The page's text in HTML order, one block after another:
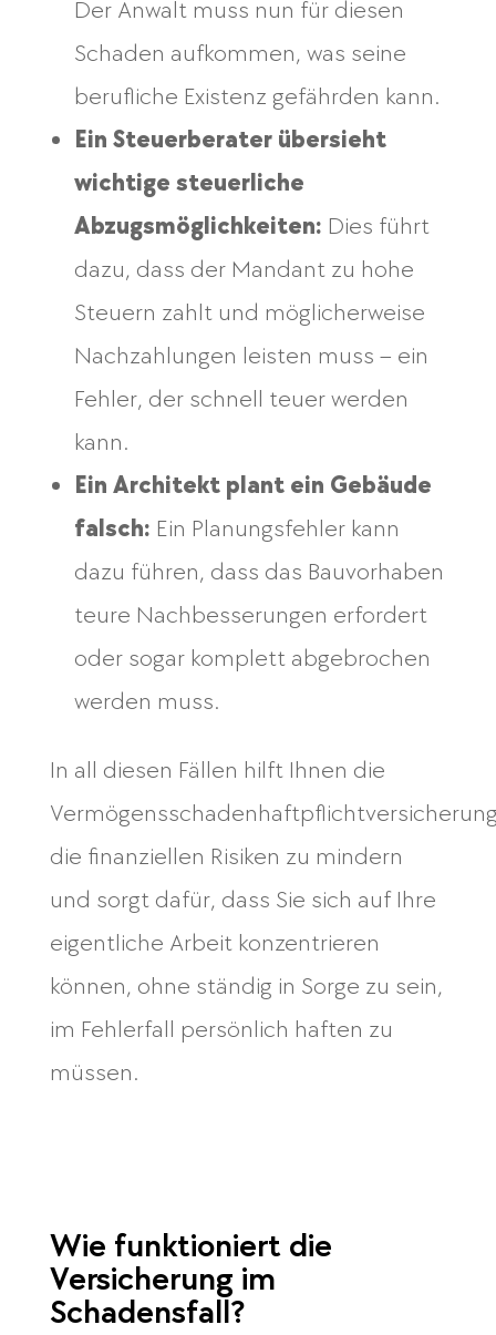
Der Anwalt muss nun für diesen
Schaden aufkommen, was seine
berufliche Existenz gefährden kann.
Ein Steuerberater übersieht
wichtige steuerliche
Abzugsmöglichkeiten: Dies führt
dazu, dass der Mandant zu hohe
Steuern zahlt und möglicherweise
Nachzahlungen leisten muss – ein
Fehler, der schnell teuer werden
kann.
Ein Architekt plant ein Gebäude
falsch: Ein Planungsfehler kann
dazu führen, dass das Bauvorhaben
teure Nachbesserungen erfordert
oder sogar komplett abgebrochen
werden muss.
In all diesen Fällen hilft Ihnen die
die finanziellen Risiken zu mindern
und sorgt dafür, dass Sie sich auf Ihre
eigentliche Arbeit konzentrieren
können, ohne ständig in Sorge zu sein,
im Fehlerfall persönlich haften zu
müssen.
Wie funktioniert die
Versicherung im
Schadensfall?